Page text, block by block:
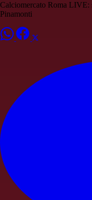
Calciomercato Roma LIVE:
Pinamonti